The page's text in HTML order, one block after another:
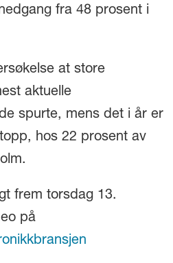
fra 48 prosent i
at store
aktuelle
spurte, mens det i år er
hos 22 prosent av
frem torsdag 13.
på